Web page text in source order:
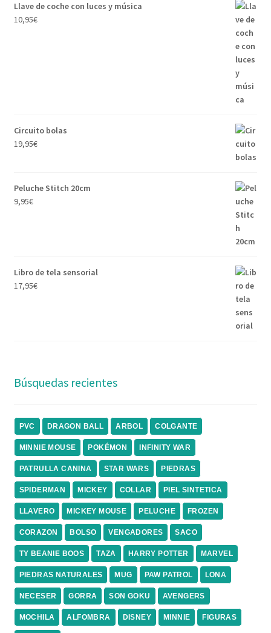
Llave de coche con luces y música
10,95€
Circuito bolas
19,95€
Peluche Stitch 20cm
9,95€
Libro de tela sensorial
17,95€
Búsquedas recientes
PVC DRAGON BALL ARBOL COLGANTE
MINNIE MOUSE POKÉMON INFINITY WAR
PATRULLA CANINA STAR WARS PIEDRAS
SPIDERMAN MICKEY COLLAR PIEL SINTETICA
LLAVERO MICKEY MOUSE PELUCHE FROZEN
CORAZON BOLSO VENGADORES SACO
TY BEANIE BOOS TAZA HARRY POTTER MARVEL
PIEDRAS NATURALES MUG PAW PATROL LONA
NECESER GORRA SON GOKU AVENGERS
MOCHILA ALFOMBRA DISNEY MINNIE FIGURAS